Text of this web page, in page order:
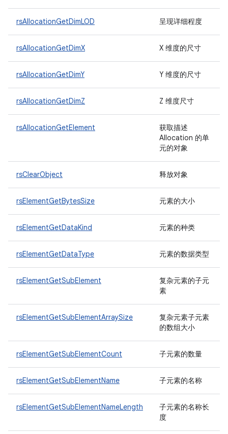
rsAllocationGetDimLOD 呈现详细程度
rsAllocationGetDimX X 维度的尺寸
rsAllocationGetDimY Y 维度的尺寸
rsAllocationGetDimZ Z 维度尺寸
rsAllocationGetElement
获取描述
Allocation 的单
元的对象
rsClearObject 释放对象
rsElementGetBytesSize 元素的大小
rsElementGetDataKind 元素的种类
rsElementGetDataType 元素的数据类型
rsElementGetSubElement
复杂元素的子元
素
rsElementGetSubElementArraySize
复杂元素子元素
的数组大小
rsElementGetSubElementCount 子元素的数量
rsElementGetSubElementName 子元素的名称
rsElementGetSubElementNameLength
子元素的名称长
度